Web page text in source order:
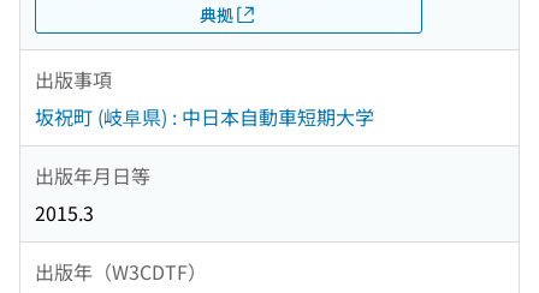
典拠
出版事項
坂祝町 (岐阜県) : 中日本自動車短期大学
出版年月日等
2015.3
出版年（W3CDTF）